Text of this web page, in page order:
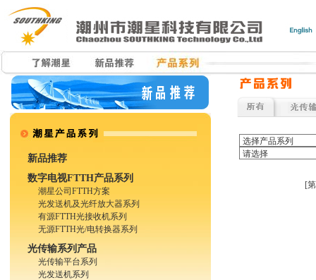
新品推荐
数字电视FTTH产品系列
潮星公司FTTH方案
光发送机及光纤放大器系列
有源FTTH光接收机系列
无源FTTH光/电转换器系列
光传输系列产品
光传输平台系列
光发送机系列
[